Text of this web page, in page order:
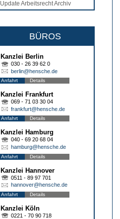
Update Arbeitsrecht Archiv
BÜROS
Kanzlei Berlin
030 - 26 39 62 0
berlin@hensche.de
Anfahrt Details
Kanzlei Frankfurt
069 - 71 03 30 04
frankfurt@hensche.de
Anfahrt Details
Kanzlei Hamburg
040 - 69 20 68 04
hamburg@hensche.de
Anfahrt Details
Kanzlei Hannover
0511 - 89 97 701
hannover@hensche.de
Anfahrt Details
Kanzlei Köln
0221 - 70 90 718